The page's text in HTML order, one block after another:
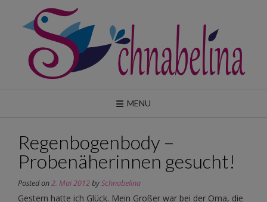
content
MENU
Regenbogenbody –
Probenäherinnen gesucht!
Posted on2. Mai 2012bySchnabelina
Gestern hatte ich Glück. Mein Großer war bei der Oma, die